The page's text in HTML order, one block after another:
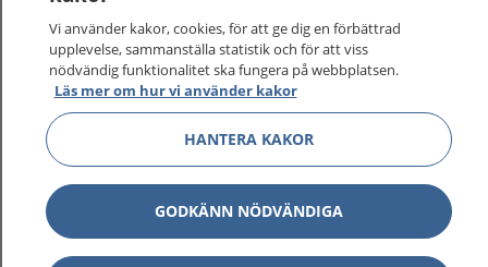
Behandling av personuppgifter
Hantering av kakor
Inställningar för kakor
1177 – en tjänst frånInera.
Vi använder kakor, cookies, för att ge dig en förbättrad
upplevelse, sammanställa statistik och för att viss
nödvändig funktionalitet ska fungera på webbplatsen.
Läs mer om hur vi använder kakor
HANTERA KAKOR
GODKÄNN NÖDVÄNDIGA